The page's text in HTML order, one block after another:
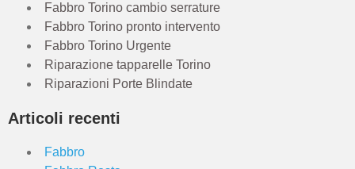
Fabbro Torino cambio serrature
Fabbro Torino pronto intervento
Fabbro Torino Urgente
Riparazione tapparelle Torino
Riparazioni Porte Blindate
Articoli recenti
Fabbro